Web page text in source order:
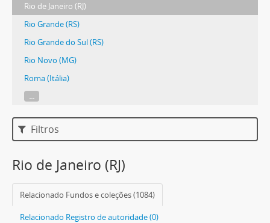
Rio de Janeiro (RJ)
Rio Grande (RS)
Rio Grande do Sul (RS)
Rio Novo (MG)
Roma (Itália)
...
Filtros
Rio de Janeiro (RJ)
Relacionado Fundos e coleções (1084)
Relacionado Registro de autoridade (0)